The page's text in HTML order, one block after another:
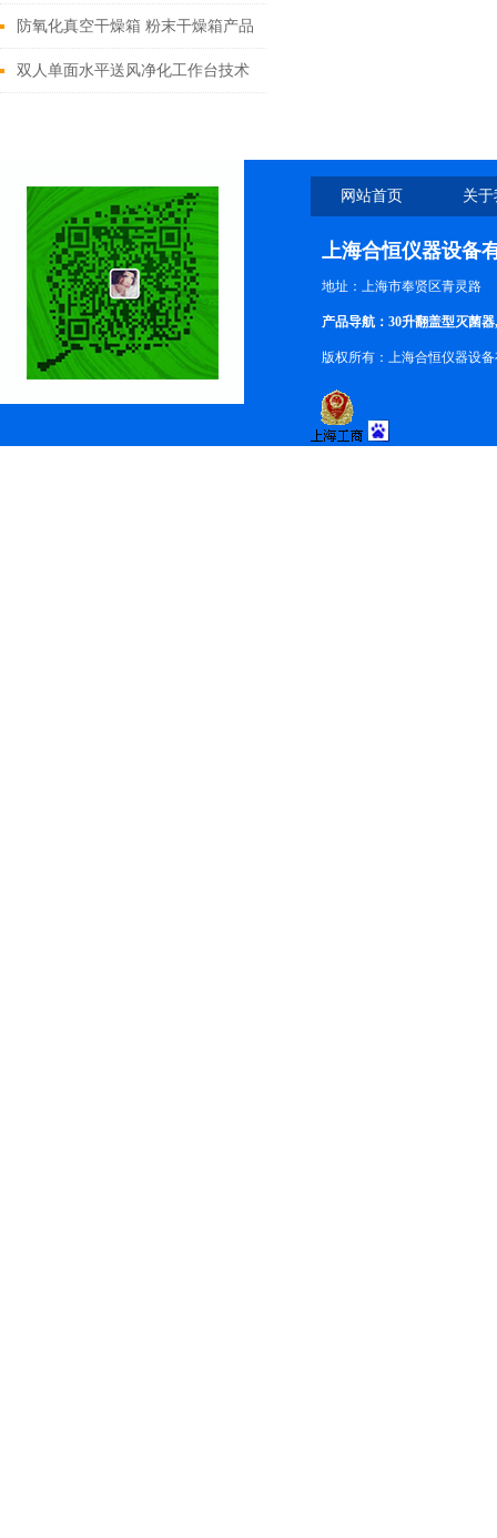
防氧化真空干燥箱 粉末干燥箱产品
安装调试
双人单面水平送风净化工作台技术
网站首页 关
上海合恒仪器设备
地址：上海市奉贤区青灵路
产品导航：30升翻盖型灭菌
版权所有：上海合恒仪器设